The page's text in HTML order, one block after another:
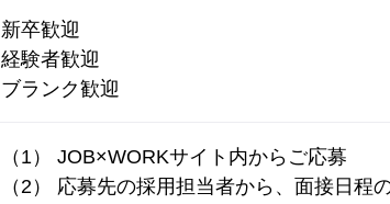
新卒歓迎
経験者歓迎
ブランク歓迎
（1） JOB×WORKサイト内からご応募
（2） 応募先の採用担当者から、面接日程